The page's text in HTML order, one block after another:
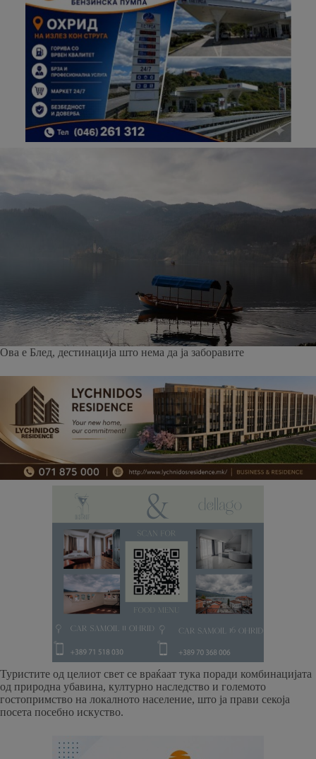
Ова е Блед, дестинација што нема да ја заборавите
Туристите од целиот свет се враќаат тука поради комбинацијата
од природна убавина, културно наследство и големото
гостопримство на локалното население, што ја прави секоја
посета посебно искуство.